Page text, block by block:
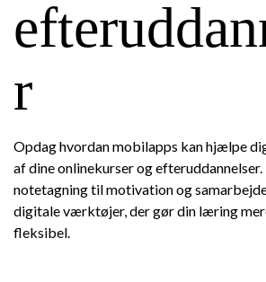
r
Opdag hvordan mobilapps kan hjælpe
af dine onlinekurser og
notetagning til motivation og
digitale værktøjer, der gør din læring
fleksibel.